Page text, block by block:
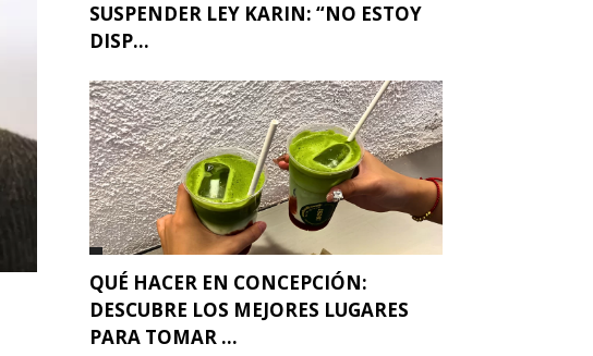
SUSPENDER LEY KARIN: “NO ESTOY
DISP...
QUÉ HACER EN CONCEPCIÓN:
DESCUBRE LOS MEJORES LUGARES
PARA TOMAR ...